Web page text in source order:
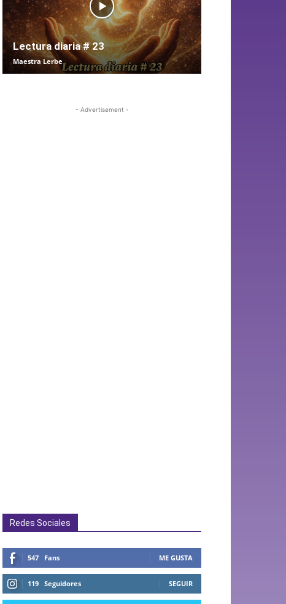
Lectura diaria # 23
Maestra Lerbe
- Advertisement -
Redes Sociales
547 Fans ME GUSTA
119 Seguidores SEGUIR